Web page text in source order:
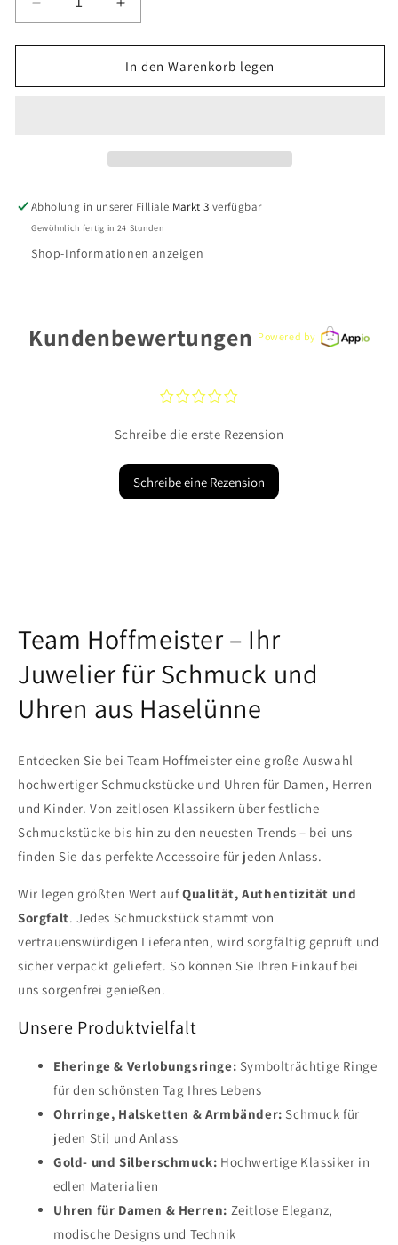
Verringere
die
Menge
Ania
Erhöhe
die
Menge
für
Ania
In den Warenkorb legen
Abholung in unserer Filliale Markt 3 verfügbar
Gewöhnlich fertig in 24 Stunden
Shop-Informationen anzeigen
Kundenbewertungen Powered by
¤¤¤¤¤
Schreibe die erste Rezension
Schreibe eine Rezension
Team Hoffmeister – Ihr
Juwelier für Schmuck und
Uhren aus Haselünne
Entdecken Sie bei Team Hoffmeister eine große Auswahl
hochwertiger Schmuckstücke und Uhren für Damen, Herren
und Kinder. Von zeitlosen Klassikern über festliche
Schmuckstücke bis hin zu den neuesten Trends – bei uns
finden Sie das perfekte Accessoire für jeden Anlass.
Wir legen größten Wert aufQualität, Authentizität und
Sorgfalt. Jedes Schmuckstück stammt von
vertrauenswürdigen Lieferanten, wird sorgfältig geprüft und
sicher verpackt geliefert. So können Sie Ihren Einkauf bei
uns sorgenfrei genießen.
Unsere Produktvielfalt
Eheringe & Verlobungsringe: Symbolträchtige Ringe
für den schönsten Tag Ihres Lebens
Ohrringe, Halsketten & Armbänder: Schmuck für
jeden Stil und Anlass
Gold- und Silberschmuck: Hochwertige Klassiker in
edlen Materialien
Uhren für Damen & Herren: Zeitlose Eleganz,
modische Designs und Technik